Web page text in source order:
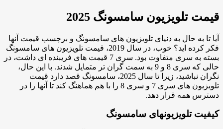
قیمت تلویزیون سامسونگ 2025
آیا تا به حال به دنیای تلویزیون های سامسونگ و برچسب قیمت آنها
فکر کرده اید؟ خوب، در سال 2019، قیمت تلویزیون های سامسونگ
بسته به سری متفاوت بود. سری 7 قیمت های فریبنده ای داشت، در
حالی که سری 8 و 9 به سمت گران تر متمایل شدند. با این حال،
نگران نباشید، زیرا تا سال 2025، سامسونگ قصد دارد قیمت
تلویزیون های سری 7 و سری 8 را با هم هماهنگ کند تا آنها را در
دسترس همه قرار دهد.
کیفیت تلویزیونهای سامسونگ